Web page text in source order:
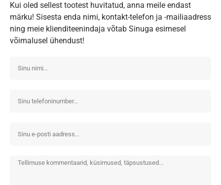
Kui oled sellest tootest huvitatud, anna meile endast
märku! Sisesta enda nimi, kontakt-telefon ja -mailiaadress
ning meie klienditeenindaja võtab Sinuga esimesel
võimalusel ühendust!